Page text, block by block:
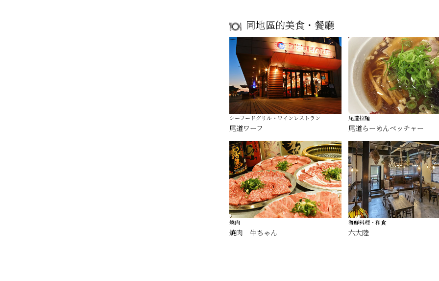
同地區的美食・餐廳
シーフードグリル・ワインレストラン
尾道ワーフ
尾道拉麵
尾道らーめんベッチャー
燒肉
焼肉 牛ちゃん
海鮮料理・和食
六大陸